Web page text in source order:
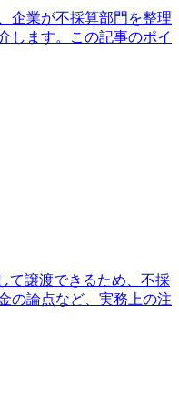
企業が不採算部門を整理
します。この記事のポイ
て譲渡できるため、不採
の論点など、実務上の注